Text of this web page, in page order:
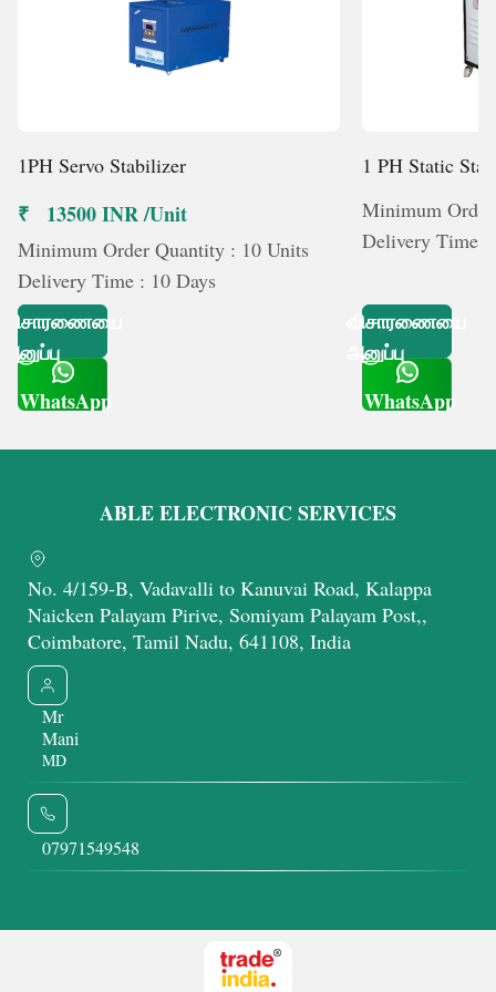
1PH Servo Stabilizer
₹ 13500 INR /Unit
Minimum Order Quantity : 10 Units
Delivery Time : 10 Days
விசாரணையை
அனுப்பு
WhatsApp
1 PH Static
Minimum
Delivery Time :
விசாரணையை
அனுப்பு
WhatsApp
ABLE ELECTRONIC SERVICES
No. 4/159-B, Vadavalli to Kanuvai Road, Kalappa
Naicken Palayam Pirive, Somiyam Palayam Post,,
Coimbatore, Tamil Nadu, 641108, India
Mr
Mani
MD
07971549548